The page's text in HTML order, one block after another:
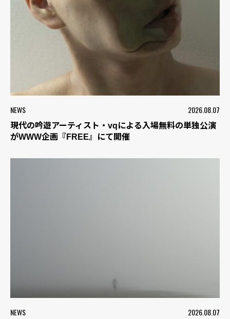
NEWS 2026.08.07
現代の吟遊アーティスト・vqによる入場無料の単独公演
がWWW企画『FREE』にて開催
NEWS 2026.08.07